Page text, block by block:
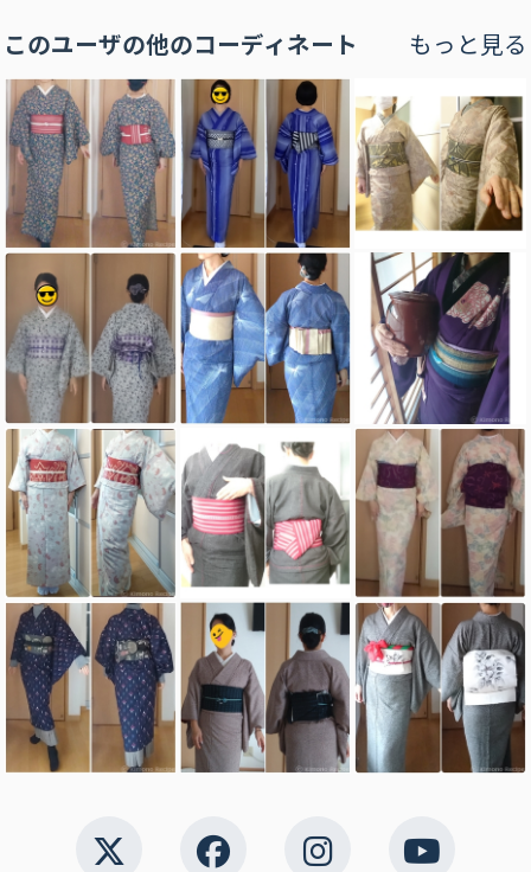
このユーザの他のコーディネート もっと見る